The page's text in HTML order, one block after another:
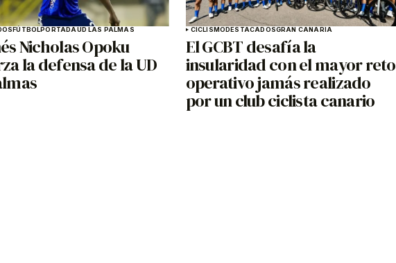
FÚTBOLPORTADAUD LAS PALMAS
Nicholas Opoku
la defensa de la UD
CICLISMODESTACADOSGRAN CANARIA
El GCBT desafía la
insularidad con el mayor reto
operativo jamás realizado
por un club ciclista canario